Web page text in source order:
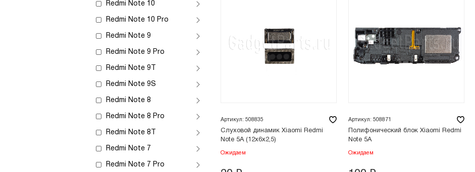
Redmi Note 10
Redmi Note 10 Pro
Redmi Note 9
Redmi Note 9 Pro
Redmi Note 9T
Redmi Note 9S
Redmi Note 8
Redmi Note 8 Pro
Redmi Note 8T
Redmi Note 7
Redmi Note 7 Pro
Артикул: 508835
Слуховой динамик Xiaomi Redmi
Note 5A (12x6x2,5)
Ожидаем
Артикул: 508871
Полифонический блок Xiaomi Redmi
Note 5A
Ожидаем